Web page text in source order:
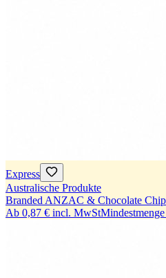
Express
Australische Produkte
Branded ANZAC & Chocolate
Ab 0,87 € incl. MwStMindestmenge